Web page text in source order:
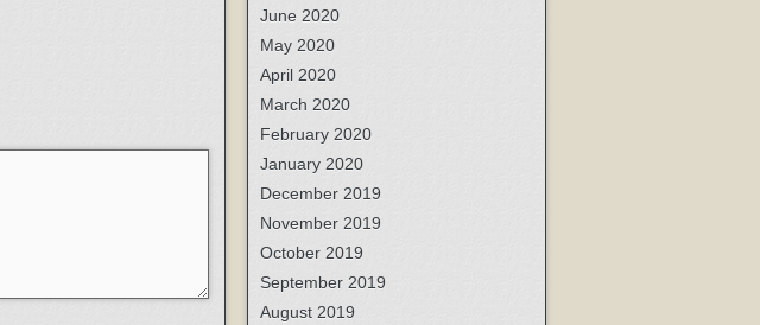
June 2020
May 2020
April 2020
March 2020
February 2020
January 2020
December 2019
November 2019
October 2019
September 2019
August 2019